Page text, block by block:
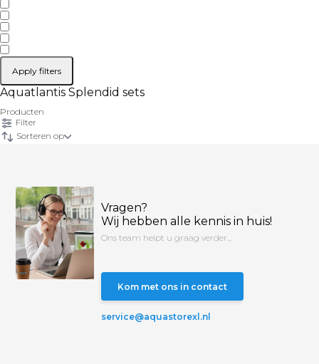
Apply filters
Aquatlantis Splendid sets
Producten
Filter
Sorteren op
Vragen?
Wij hebben alle kennis in huis!
Ons team helpt u graag verder...
Kom met ons in contact
service@aquastorexl.nl